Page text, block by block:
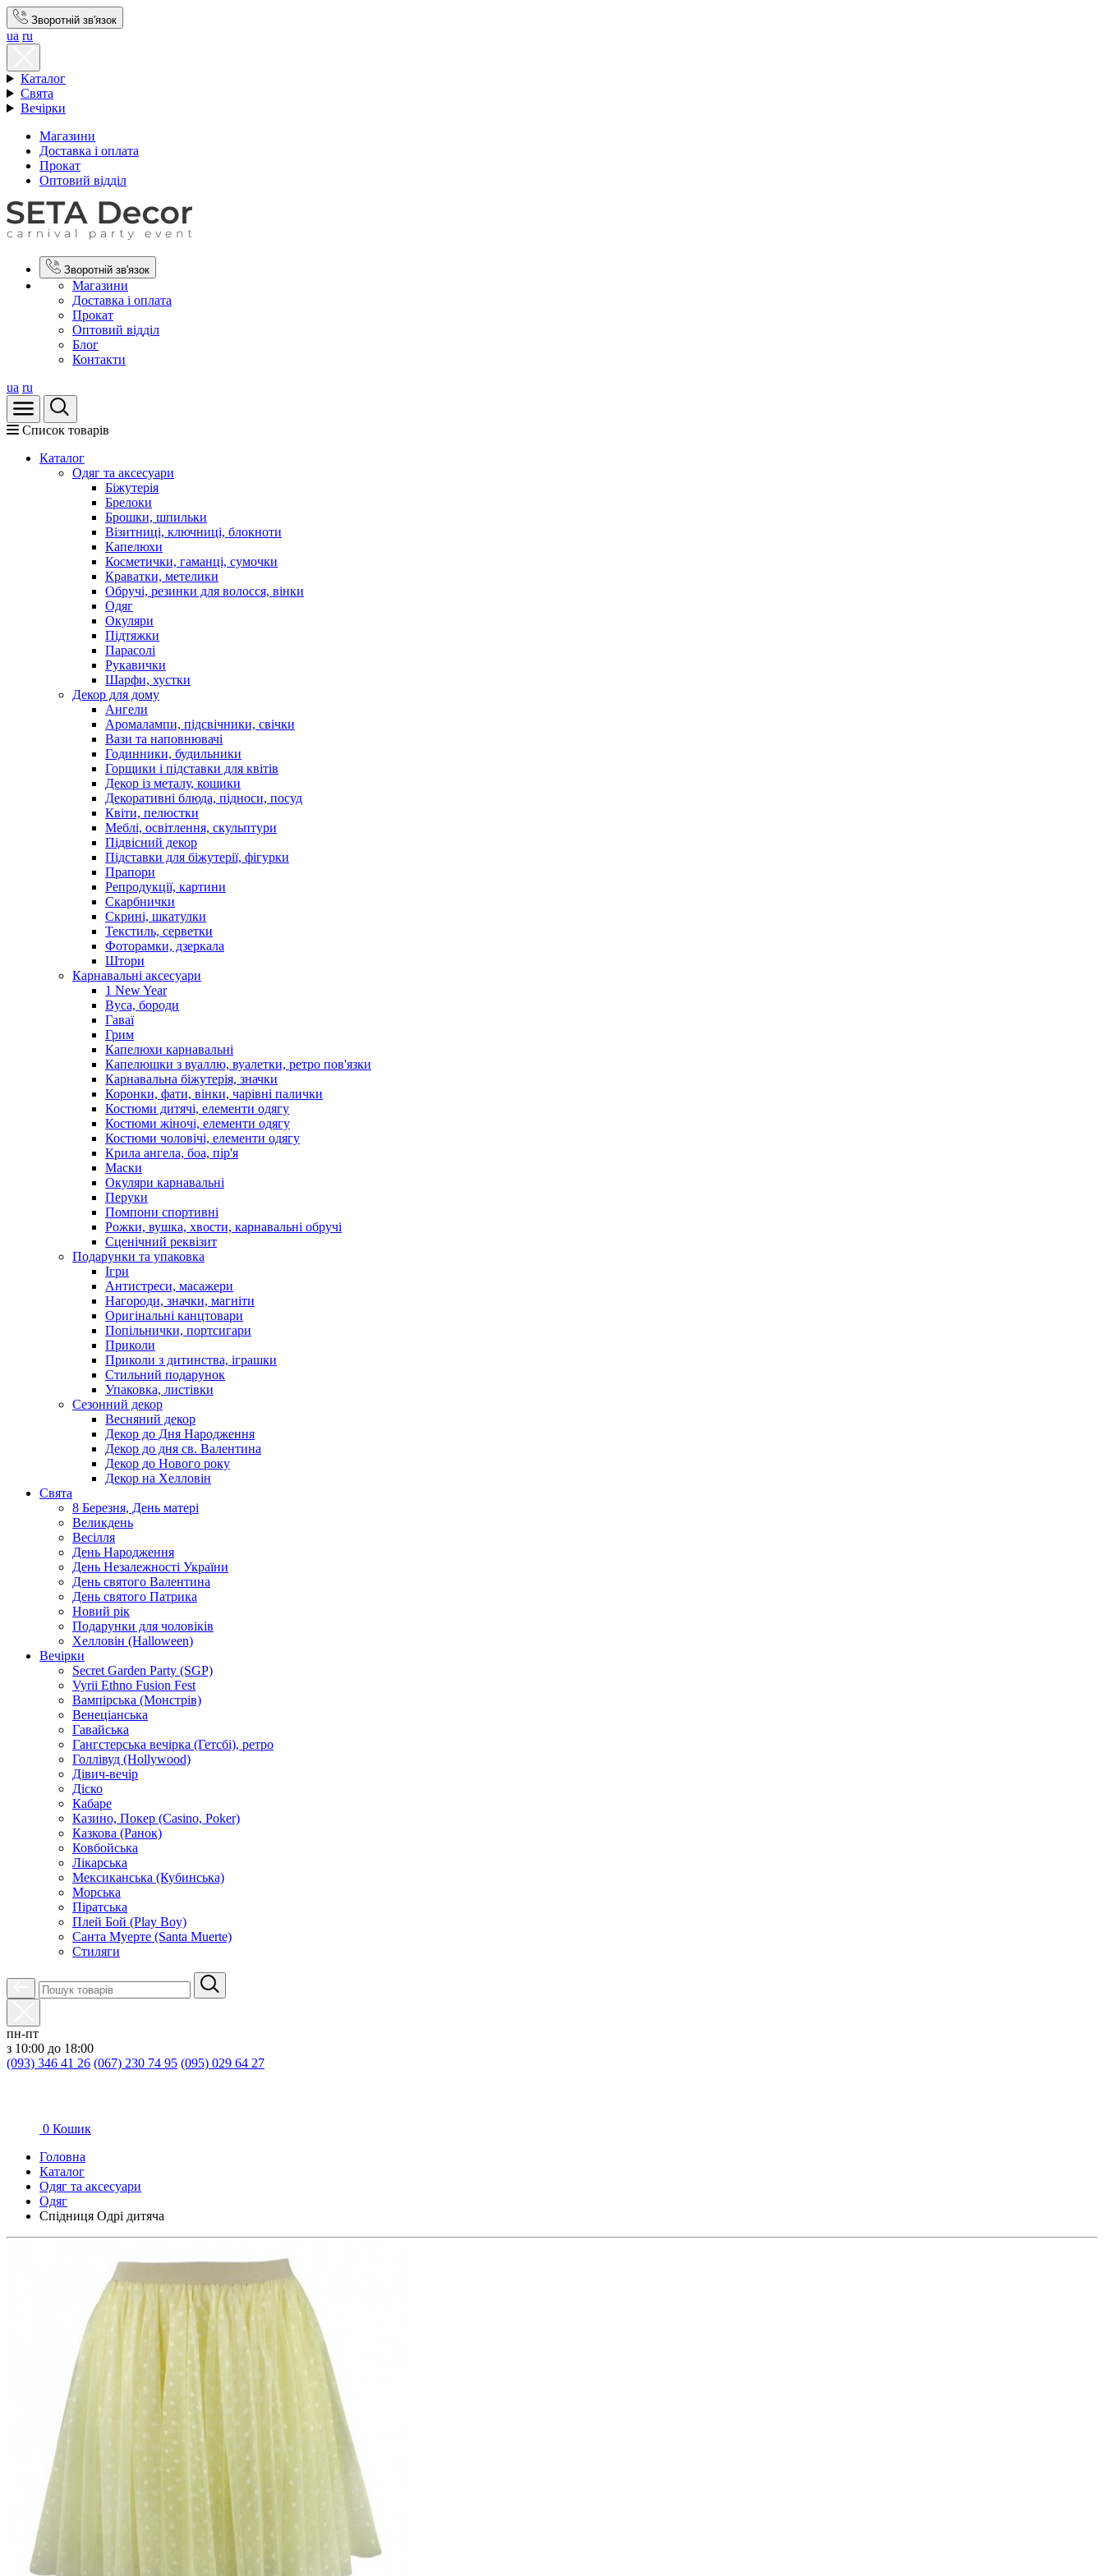
Зворотній зв'язок
ua ru
Каталог
Свята
Вечірки
Магазини
Доставка і оплата
Прокат
Оптовий відділ
Зворотній зв'язок
Магазини
Доставка і оплата
Прокат
Оптовий відділ
Блог
Контакти
ua ru
Список товарів
Каталог
Oдяг та аксесуари
Біжутерія
Брелоки
Брошки, шпильки
Візитниці, ключниці, блокноти
Капелюхи
Косметички, гаманці, сумочки
Краватки, метелики
Обручі, резинки для волосся, вінки
Одяг
Окуляри
Підтяжки
Парасолі
Рукавички
Шарфи, хустки
Декор для дому
Ангели
Аромалампи, підсвічники, свічки
Вази та наповнювачі
Годинники, будильники
Горщики і підставки для квітів
Декор із металу, кошики
Декоративні блюда, підноси, посуд
Квіти, пелюстки
Меблі, освітлення, скульптури
Підвісний декор
Підставки для біжутерії, фігурки
Прапори
Репродукції, картини
Скарбнички
Скрині, шкатулки
Текстиль, серветки
Фоторамки, дзеркала
Штори
Карнавальні аксесуари
1 New Year
Вуса, бороди
Гаваї
Грим
Капелюхи карнавальні
Капелюшки з вуаллю, вуалетки, ретро пов'язки
Карнавальна біжутерія, значки
Коронки, фати, вінки, чарівні палички
Костюми дитячі, елементи одягу
Костюми жіночі, елементи одягу
Костюми чоловічі, елементи одягу
Крила ангела, боа, пір'я
Маски
Окуляри карнавальні
Перуки
Помпони спортивні
Рожки, вушка, хвости, карнавальні обручі
Сценічний реквізит
Подарунки та упаковка
Ігри
Антистреси, масажери
Нагороди, значки, магніти
Оригінальні канцтовари
Попільнички, портсигари
Приколи
Приколи з дитинства, іграшки
Стильний подарунок
Упаковка, листівки
Сезонний декор
Весняний декор
Декор до Дня Народження
Декор до дня св. Валентина
Декор до Нового року
Декор на Хелловін
Свята
8 Березня, День матері
Великдень
Весілля
День Народження
День Незалежності України
День святого Валентина
День святого Патрика
Новий рік
Подарунки для чоловіків
Хелловін (Halloween)
Вечірки
Secret Garden Party (SGP)
Vyrii Ethno Fusion Fest
Вампірська (Монстрів)
Венеціанська
Гавайська
Гангстерська вечірка (Гетсбі), ретро
Голлівуд (Hollywood)
Дівич-вечір
Діско
Кабаре
Казино, Покер (Casino, Poker)
Казкова (Ранок)
Ковбойська
Лікарська
Мексиканська (Кубинська)
Морська
Піратська
Плей Бой (Play Boy)
Санта Муерте (Santa Muerte)
Стиляги
пн-пт
з 10:00 до 18:00
(093) 346 41 26 (067) 230 74 95 (095) 029 64 27
0 Кошик
Головна
Каталог
Oдяг та аксесуари
Одяг
Спідниця Одрі дитяча